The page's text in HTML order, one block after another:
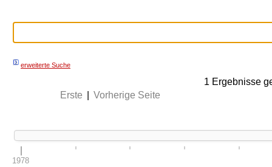
erweiterte Suche
1 Ergebnisse
Erste
Vorherige Seite
1978